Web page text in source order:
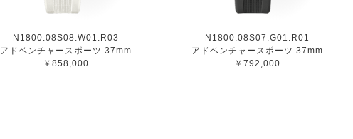
N1800.08S08.W01.R03
アドベンチャースポーツ 37mm
￥858,000
N1800.08S07.G01.R01
アドベンチャースポーツ 37mm
￥792,000